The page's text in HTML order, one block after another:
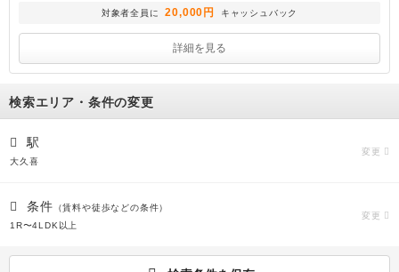
対象者全員に 20,000円 キャッシュバック
詳細を見る
検索エリア・条件の変更
駅
大久喜
変更
条件 （賃料や徒歩などの条件）
1R〜4LDK以上
変更